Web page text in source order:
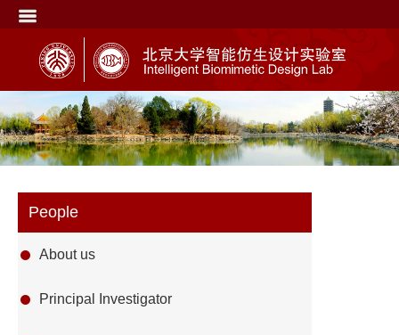
People
About us
Principal Investigator